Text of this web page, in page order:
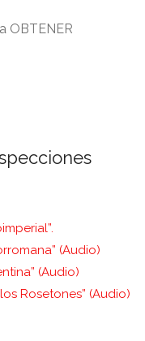
OBTENER
(Audio)
(Audio)
Rosetones” (Audio)